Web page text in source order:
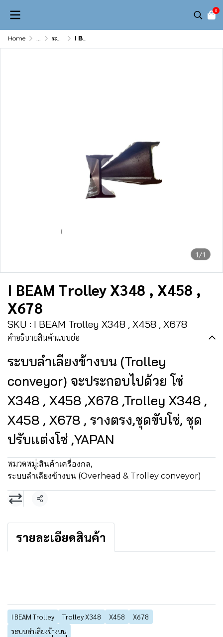
0
Home ... ระบบลำเลียงข้างบน (Overhead & Trolley conveyor) I BEAM Trolley X348 , X458 , X678
1/1
I BEAM Trolley X348 , X458 ,
X678
SKU : I BEAM Trolley X348 , X458 , X678
คำอธิบายสินค้าแบบย่อ
ระบบลำเลียงข้างบน (Trolley
conveyor) จะประกอบไปด้วย โซ่
X348 , X458 ,X678 ,Trolley X348 ,
X458 , X678 , รางตรง,ชุดขับโซ่, ชุด
ปรับเเต่งโซ่ ,YAPAN
หมวดหมู่:สินค้าเครื่องกล,
ระบบลำเลียงข้างบน (Overhead & Trolley conveyor)
แชร์
รายละเอียดสินค้า
I BEAM Trolley Trolley X348 X458
X678
ระบบลำเลียงข้างบน